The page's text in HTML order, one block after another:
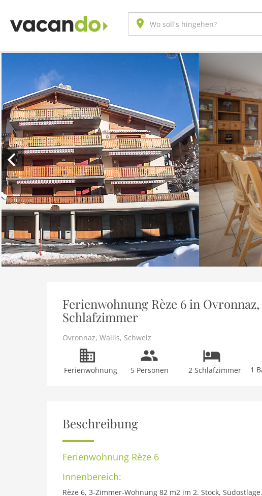
Ferienwohnung Rèze 6 in
Schlafzimmer
Ovronnaz, Wallis, Schweiz
Ferienwohnung 5 Personen 2 Schlafzimmer 1
Beschreibung
Ferienwohnung Rèze 6
Innenbereich:
Rèze 6, 3-Zimmer-Wohnung 82 m2 im 2. Stock,